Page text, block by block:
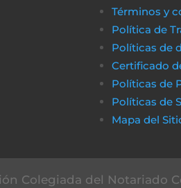
Términos y
Política de
Políticas de
Certificado
Políticas de
Políticas de
Mapa del
Colegiada del Notariado